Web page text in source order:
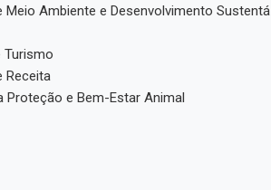
Meio Ambiente e Desenvolvimento Sustentá
Turismo
Receita
Proteção e Bem-Estar Animal